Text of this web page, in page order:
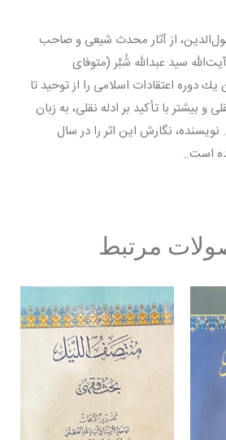
از آثار محدث شيعى و صاحب
سيد عبدالله شُبَّر (متوفاى
يك دوره اعتقادات اسلامى را از توحيد تا
و بيشتر با تأكيد بر ادله نقلى، به زبان
نگارش اين اثر را در سال
مرتبط